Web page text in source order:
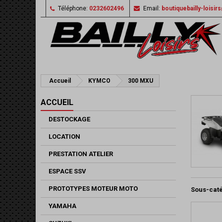
Téléphone: 0232602496 Email: boutiquebailly-
Accueil KYMCO 300 MXU
ACCUEIL
DESTOCKAGE
LOCATION
PRESTATION ATELIER
ESPACE SSV
PROTOTYPES MOTEUR MOTO
YAMAHA
Sous-